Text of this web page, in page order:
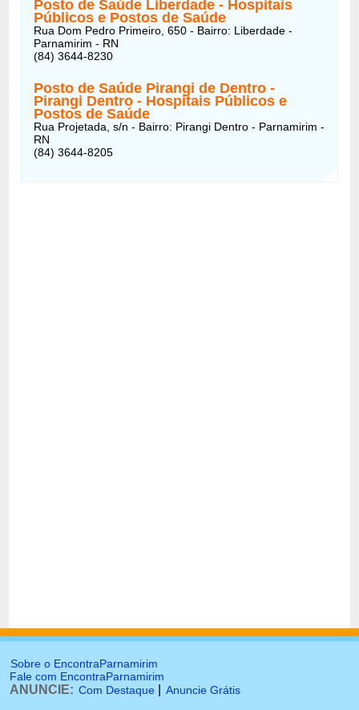
Posto de Saúde Liberdade - Hospitais
Públicos e Postos de Saúde
Rua Dom Pedro Primeiro, 650 - Bairro: Liberdade -
Parnamirim - RN
(84) 3644-8230
Posto de Saúde Pirangi de Dentro -
Pirangi Dentro - Hospitais Públicos e
Postos de Saúde
Rua Projetada, s/n - Bairro: Pirangi Dentro - Parnamirim -
RN
(84) 3644-8205
Sobre o EncontraParnamirim
Fale com EncontraParnamirim
ANUNCIE: Com Destaque Anuncie Grátis